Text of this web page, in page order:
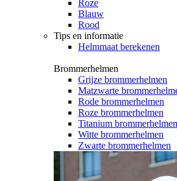
Roze
Blauw
Rood
Tips en informatie
Helmmaat berekenen
Brommerhelmen
Grijze brommerhelmen
Matzwarte
Rode brommerhelmen
Roze brommerhelmen
Titanium brommerhelmen
Witte brommerhelmen
Zwarte brommerhelmen